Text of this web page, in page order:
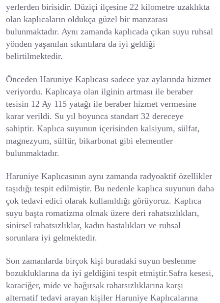
yerlerden birisidir. Düziçi ilçesine 22 kilometre uzaklıkta
olan kaplıcaların oldukça güzel bir manzarası
bulunmaktadır. Aynı zamanda kaplıcada çıkan suyu ruhsal
yönden yaşanılan sıkıntılara da iyi geldiği
belirtilmektedir.
Önceden Haruniye Kaplıcası sadece yaz aylarında hizmet
veriyordu. Kaplıcaya olan ilginin artması ile beraber
tesisin 12 Ay 115 yatağı ile beraber hizmet vermesine
karar verildi. Su yıl boyunca standart 32 dereceye
sahiptir. Kaplıca suyunun içerisinden kalsiyum, sülfat,
magnezyum, sülfür, bikarbonat gibi elementler
bulunmaktadır.
Haruniye Kaplıcasının aynı zamanda radyoaktif özellikler
taşıdığı tespit edilmiştir. Bu nedenle kaplıca suyunun daha
çok tedavi edici olarak kullanıldığı görüyoruz. Kaplıca
suyu başta romatizma olmak üzere deri rahatsızlıkları,
sinirsel rahatsızlıklar, kadın hastalıkları ve ruhsal
sorunlara iyi gelmektedir.
Son zamanlarda birçok kişi buradaki suyun beslenme
bozukluklarına da iyi geldiğini tespit etmiştir.Safra kesesi,
karaciğer, mide ve bağırsak rahatsızlıklarına karşı
alternatif tedavi arayan kişiler Haruniye Kaplıcalarına